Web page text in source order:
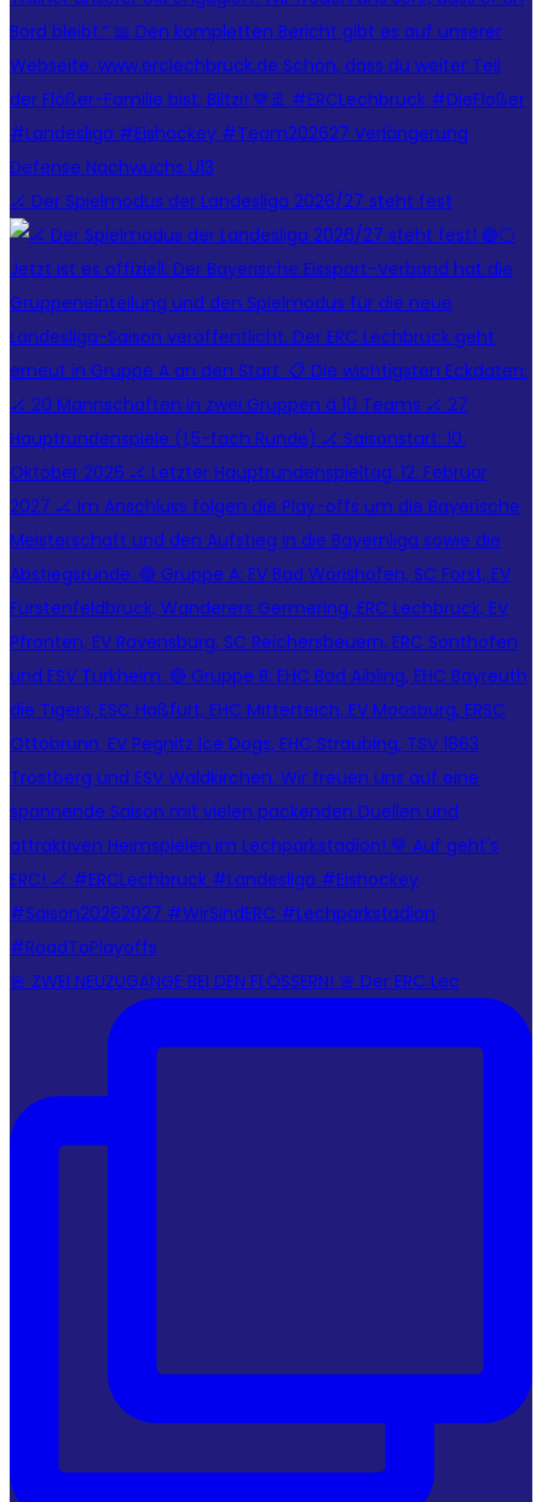
🏒 Der Spielmodus der Landesliga 2026/27 steht fest
🚨 ZWEI NEUZUGÄNGE BEI DEN FLÖSSERN! 🚨 Der ERC Lec